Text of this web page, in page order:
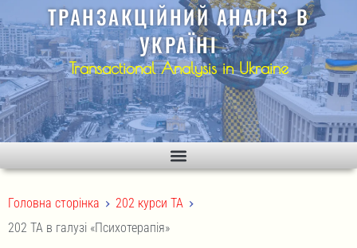
ТРАНЗАКЦІЙНИЙ АНАЛІЗ В
УКРАЇНІ
Transactional Analysis in Ukraine
Головна сторінка > 202 курси ТА >
202 ТА в галузі «Психотерапія»